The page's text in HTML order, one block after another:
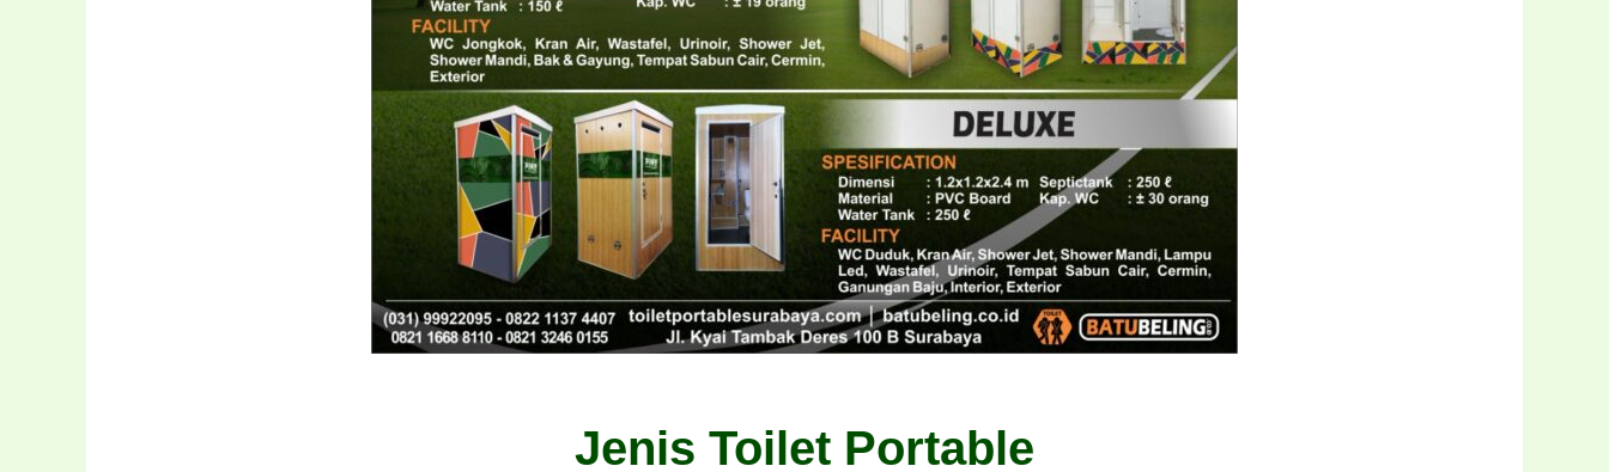
Jenis Toilet Portable